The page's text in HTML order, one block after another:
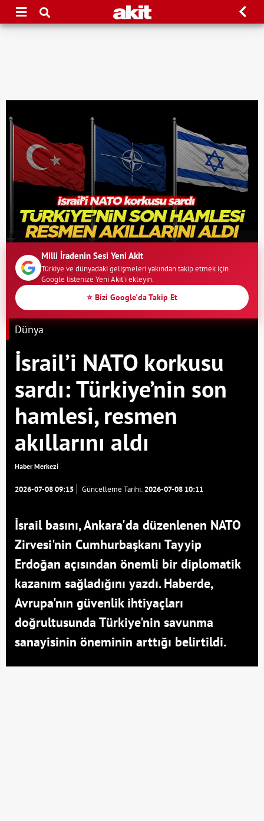
Milli İradenin Sesi Yeni Akit
Türkiye ve dünyadaki gelişmeleri yakından takip etmek için
Google listenize Yeni Akit'i ekleyin.
⭐ Bizi Google'da Takip Et
Dünya
İsrail’i NATO korkusu
sardı: Türkiye’nin son
hamlesi, resmen
akıllarını aldı
Haber Merkezi
2026-07-08 09:15 Güncelleme Tarihi:2026-07-08 10:11
İsrail basını, Ankara'da düzenlenen NATO
Zirvesi'nin Cumhurbaşkanı Tayyip
Erdoğan açısından önemli bir diplomatik
kazanım sağladığını yazdı. Haberde,
Avrupa'nın güvenlik ihtiyaçları
doğrultusunda Türkiye'nin savunma
sanayisinin öneminin arttığı belirtildi.